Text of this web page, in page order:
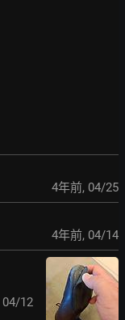
4年前, 04/25
4年前, 04/14
04/12